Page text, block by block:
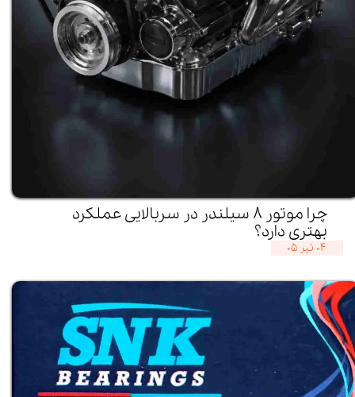
چرا موتور ۸ سیلندر در سربالایی عملکرد
بهتری دارد؟
۰۴ تیر ۰۵